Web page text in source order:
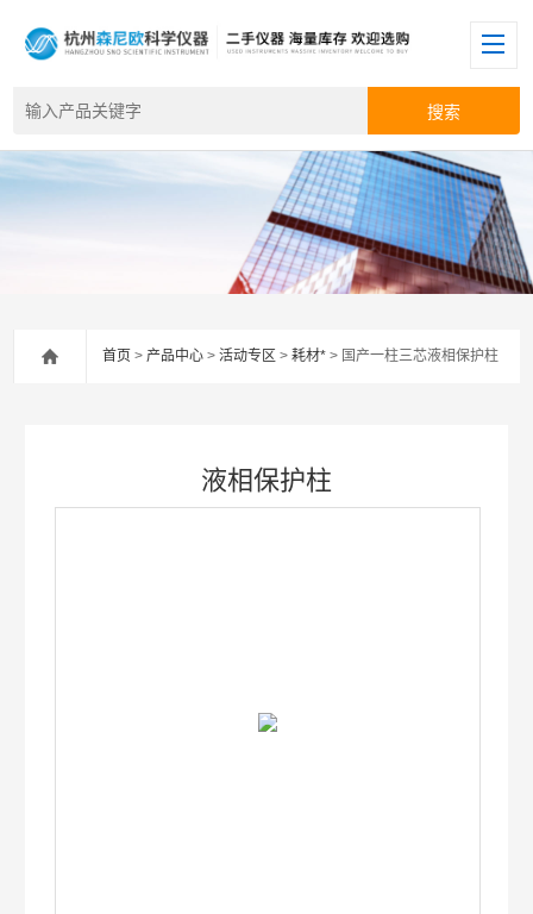
首页 >产品中心 >活动专区 >耗材* > 国产一柱三芯液相保护柱
液相保护柱